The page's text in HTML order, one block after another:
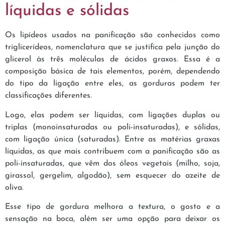
líquidas e sólidas
Os lipídeos usados na panificação são conhecidos como
triglicerídeos, nomenclatura que se justifica pela junção do
glicerol às três moléculas de ácidos graxos. Essa é a
composição básica de tais elementos, porém, dependendo
do tipo da ligação entre eles, as gorduras podem ter
classificações diferentes.
Logo, elas podem ser líquidas, com ligações duplas ou
triplas (monoinsaturadas ou poli-insaturadas), e sólidas,
com ligação única (saturadas). Entre as matérias graxas
líquidas, as que mais contribuem com a panificação são as
poli-insaturadas, que vêm dos óleos vegetais (milho, soja,
girassol, gergelim, algodão), sem esquecer do azeite de
oliva.
Esse tipo de gordura melhora a textura, o gosto e a
sensação na boca, além ser uma opção para deixar os